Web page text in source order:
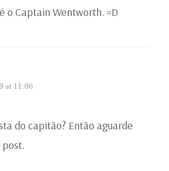
o Captain Wentworth. =D
at 11:06
do capitão? Então aguarde